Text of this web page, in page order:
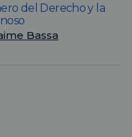
del Derecho y la
Bassa